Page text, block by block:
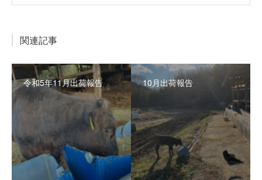
関連記事
令和5年11月出荷報告 10月出荷報告